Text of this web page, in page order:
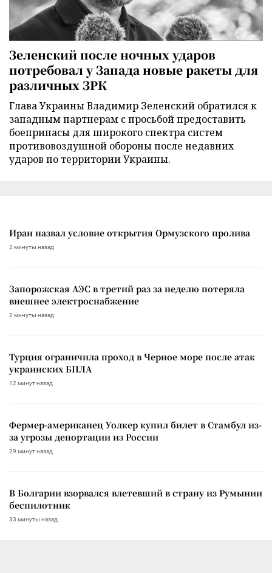
Зеленский после ночных ударов
потребовал у Запада новые ракеты для
различных ЗРК
Глава Украины Владимир Зеленский обратился к
западным партнерам с просьбой предоставить
боеприпасы для широкого спектра систем
противовоздушной обороны после недавних
ударов по территории Украины.
Иран назвал условие открытия Ормузского пролива
2 минуты назад
Запорожская АЭС в третий раз за неделю потеряла
внешнее электроснабжение
2 минуты назад
Турция ограничила проход в Черное море после атак
украинских БПЛА
12 минут назад
Фермер-американец Уолкер купил билет в Стамбул из-
за угрозы депортации из России
29 минут назад
В Болгарии взорвался влетевший в страну из Румынии
беспилотник
33 минуты назад